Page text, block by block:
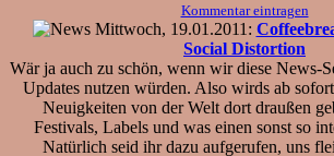
Kommentar eintragen
Mittwoch, 19.01.2011:
Social Distortion
Wär ja auch zu schön, wenn wir diese News-
Updates nutzen würden. Also wirds ab
Neuigkeiten von der Welt dort draußen
Festivals, Labels und was einen sonst so
Natürlich seid ihr dazu aufgerufen, uns